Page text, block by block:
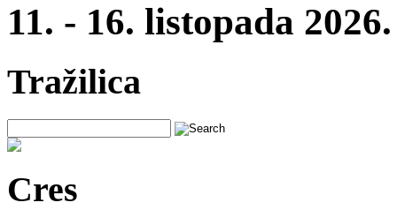
11. - 16. listopada 2026.
Tražilica
Cres